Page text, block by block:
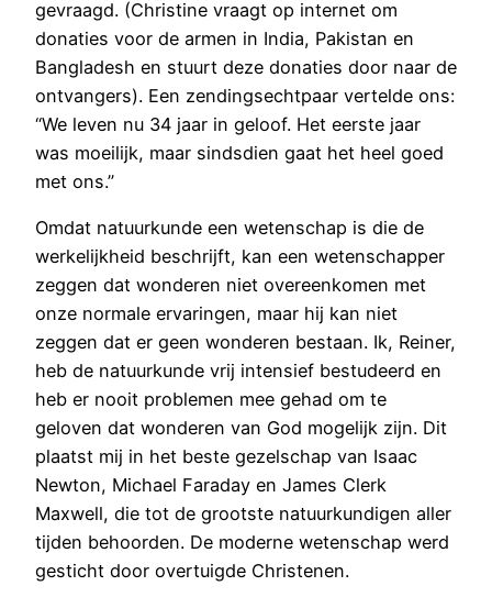
gevraagd. (Christine vraagt op internet om
donaties voor de armen in India, Pakistan en
Bangladesh en stuurt deze donaties door naar de
ontvangers). Een zendingsechtpaar vertelde ons:
“We leven nu 34 jaar in geloof. Het eerste jaar
was moeilijk, maar sindsdien gaat het heel goed
met ons.”
Omdat natuurkunde een wetenschap is die de
werkelijkheid beschrijft, kan een wetenschapper
zeggen dat wonderen niet overeenkomen met
onze normale ervaringen, maar hij kan niet
zeggen dat er geen wonderen bestaan. Ik, Reiner,
heb de natuurkunde vrij intensief bestudeerd en
heb er nooit problemen mee gehad om te
geloven dat wonderen van God mogelijk zijn. Dit
plaatst mij in het beste gezelschap van Isaac
Newton, Michael Faraday en James Clerk
Maxwell, die tot de grootste natuurkundigen aller
tijden behoorden. De moderne wetenschap werd
gesticht door overtuigde Christenen.